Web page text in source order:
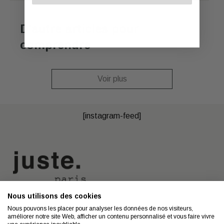
Nous utilisons des cookies
Nous pouvons les placer pour analyser les données de nos visiteurs,
améliorer notre site Web, afficher un contenu personnalisé et vous faire vivre
D'autre articles pour
comprendre
Voir plus
[instagram-feed]
Contact Mentions légales